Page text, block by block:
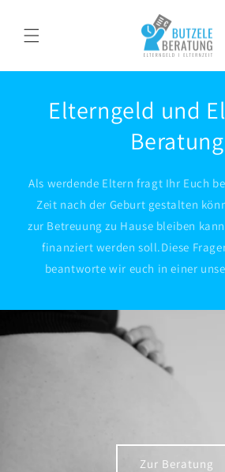
Inhalt
Elterngeld und
Beratung
Als werdende Eltern fragt Ihr Euch
Zeit nach der Geburt gestalten
zur Betreuung zu Hause bleiben
finanziert werden soll.Diese
beantworte wir euch in einer
Zur Beratung